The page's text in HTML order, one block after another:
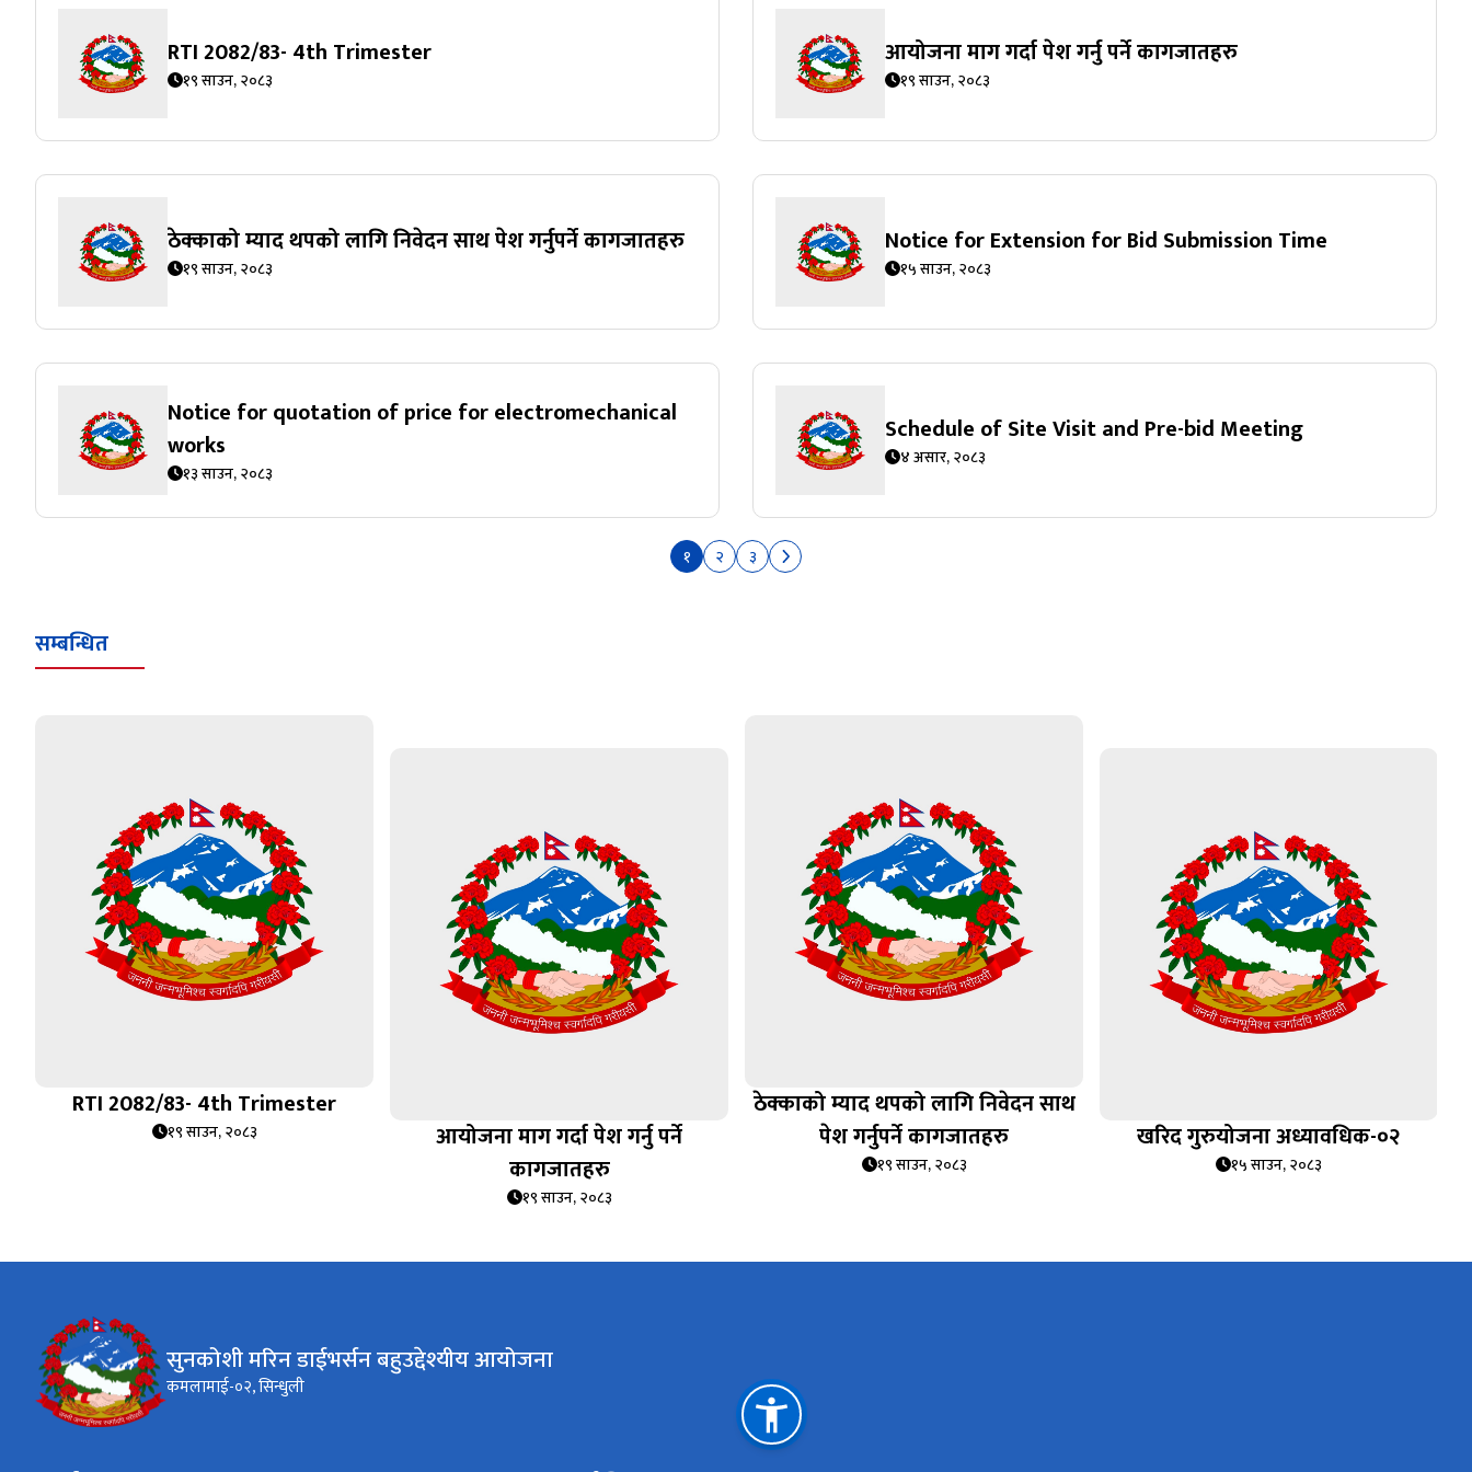
RTI 2082/83- 4th Trimester
१९ साउन, २०८३
आयोजना माग गर्दा पेश गर्नु पर्ने कागजातहरु
१९ साउन, २०८३
ठेक्काको म्याद थपको लागि निवेदन साथ पेश गर्नुपर्ने कागजातहरु
१९ साउन, २०८३
Notice for Extension for Bid Submission Time
१५ साउन, २०८३
Notice for quotation of price for electromechanical
works
१३ साउन, २०८३
Schedule of Site Visit and Pre-bid Meeting
४ असार, २०८३
१ २ ३
सम्बन्धित
RTI 2082/83- 4th Trimester
१९ साउन, २०८३
आयोजना माग गर्दा पेश गर्नु पर्ने
कागजातहरु
१९ साउन, २०८३
ठेक्काको म्याद थपको लागि निवेदन साथ
पेश गर्नुपर्ने कागजातहरु
१९ साउन, २०८३
खरिद गुरुयोजना अध्यावधिक-०२
१५ साउन, २०८३
सुनकोशी मरिन डाईभर्सन बहुउद्देश्यीय आयोजना
कमलामाई-०२, सिन्धुली